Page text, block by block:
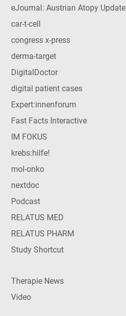
eJournal: Austrian Atopy Update
car-t-cell
congress x-press
derma-target
DigitalDoctor
digital patient cases
Expert:innenforum
Fast Facts Interactive
IM FOKUS
krebs:hilfe!
mol-onko
nextdoc
Podcast
RELATUS MED
RELATUS PHARM
Study Shortcut
Therapie News
Video